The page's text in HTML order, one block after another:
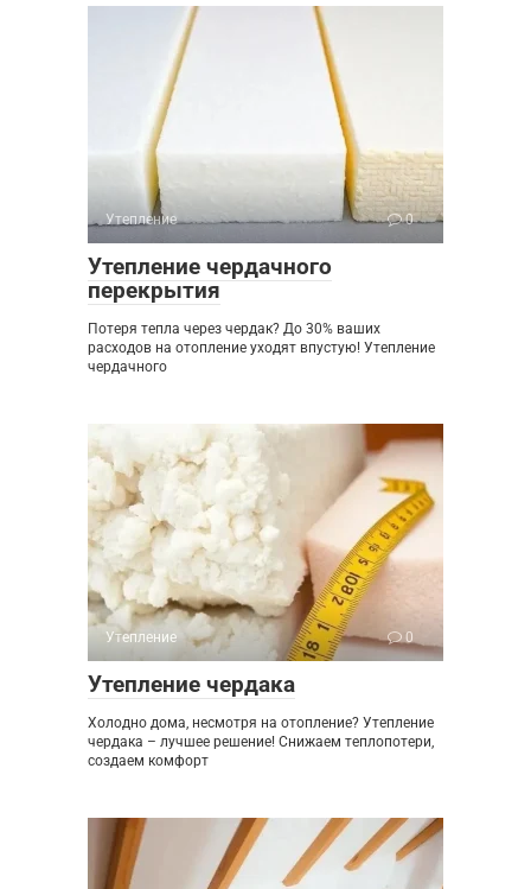
Утепление 0
Утепление чердачного
перекрытия
Потеря тепла через чердак? До 30% ваших
расходов на отопление уходят впустую! Утепление
чердачного
Утепление 0
Утепление чердака
Холодно дома, несмотря на отопление? Утепление
чердака – лучшее решение! Снижаем теплопотери,
создаем комфорт